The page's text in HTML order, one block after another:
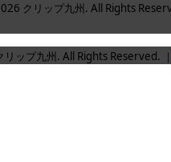
クリップ九州. All Rights
ップ九州. All Rights Reserved. ｜